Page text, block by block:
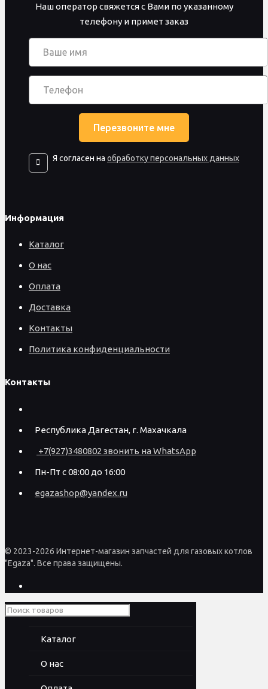
Наш оператор свяжется с Вами по указанному
телефону и примет заказ
Я согласен на обработку персональных данных
Информация
Каталог
О нас
Оплата
Доставка
Контакты
Политика конфиденциальности
Контакты
Республика Дагестан, г. Махачкала
+7(927)3480802 звонить на WhatsApp
Пн-Пт с 08:00 до 16:00
egazashop@yandex.ru
© 2023-2026 Интернет-магазин запчастей для газовых котлов
"Egaza". Все права защищены.
Каталог
О нас